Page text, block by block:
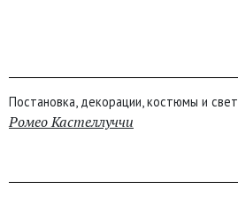
Постановка, декорации, костюмы и свет
Ромео Кастеллуччи